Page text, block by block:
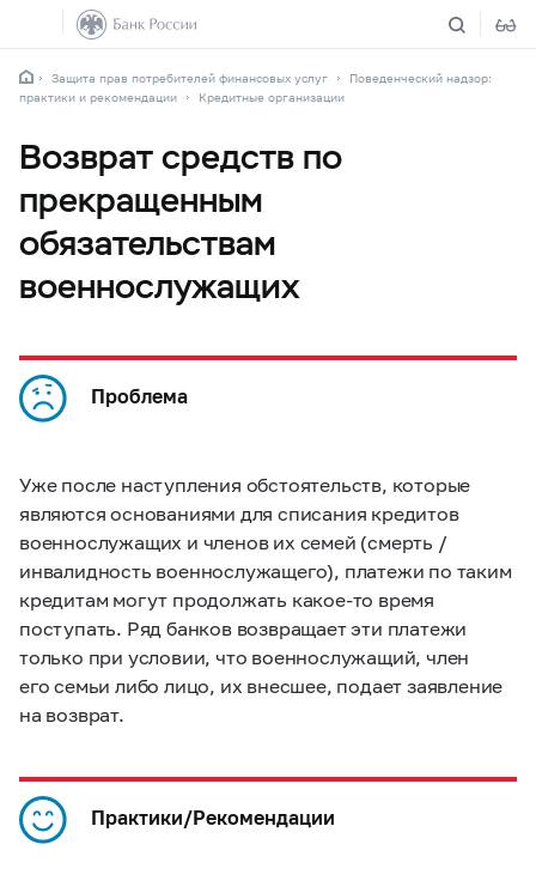
Защита прав потребителей финансовых услуг
Поведенческий надзор:
практики и рекомендации
Кредитные организации
Возврат средств по
прекращенным
обязательствам
военнослужащих
Проблема
Уже после наступления обстоятельств, которые
являются основаниями для списания кредитов
военнослужащих и членов их семей (смерть /
инвалидность военнослужащего), платежи по таким
кредитам могут продолжать какое-то время
поступать. Ряд банков возвращает эти платежи
только при условии, что военнослужащий, член
его семьи либо лицо, их внесшее, подает заявление
на возврат.
Практики/Рекомендации